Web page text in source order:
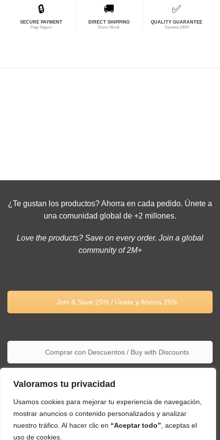
Valoramos tu privacidad
Usamos cookies para mejorar tu experiencia de navegación,
mostrar anuncios o contenido personalizados y analizar
nuestro tráfico. Al hacer clic en “Aceptar todo” , aceptas el
uso de cookies.
🔒
SECURE PAYMENT
Pago Seguro
🚚
DIRECT SHIPPING
Envío Oficial
✅
QUALITY GUARANTEE
Garantía 100%
¿Te gustan los productos? Ahorra en cada pedido. Únete a
una comunidad global de +2 millones.
Love the products? Save on every order. Join a global
community of 2M+
Join & Save 25% / Únete y Ahorra 25%
Comprar con Descuentos / Buy with Discounts